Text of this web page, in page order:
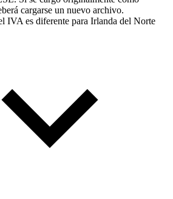
cargarse un nuevo archivo.
IVA es diferente para Irlanda del Norte